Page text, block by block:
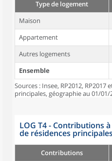
Type de logement
Maison
Appartement
Autres logements
Ensemble
Sources : Insee, RP2012, RP2017
principales, géographie au 01/01/
LOG T4 - Contributions
de résidences principales
Contributions